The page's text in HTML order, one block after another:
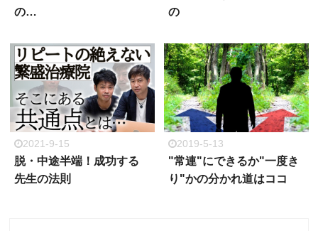
の…
の
2021-9-15
脱・中途半端！成功する
先生の法則
2019-5-13
"常連"にできるか"一度き
り"かの分かれ道はココ